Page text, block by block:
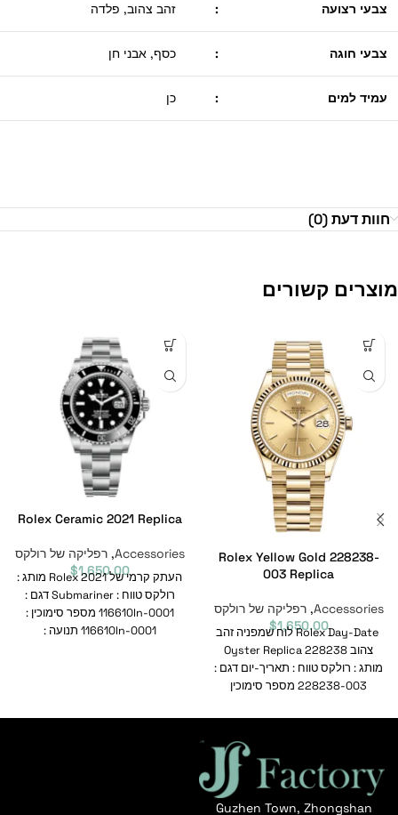
צבעי רצועה : זהב צהוב, פלדה
צבעי חוגה : כסף, אבני חן
עמיד למים : כן
חוות דעת (0)
מוצרים קשורים
Rolex Yellow Gold 228238-
003 Replica
Accessories
,רפליקה של רולקס
$1,650.00Rolex Day-Date לוח שמפניה זהב
צהוב 228238 Oyster Replica
מותג : רולקס טווח : תאריך-יום דגם :
228238-003 מספר סימוכין
Rolex Ceramic 2021 Replica
Accessories
,רפליקה של רולקס
$1,650.00
העתק קרמי של Rolex 2021 מותג :
רולקס טווח : Submariner דגם :
116610ln-0001 מספר סימוכין :
116610ln-0001 תנועה :
Guzhen Town, Zhongshan